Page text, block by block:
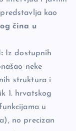
kao
čina u
Iz dostupnih
neke
struktura i
1. hrvatskog
u
no precizan